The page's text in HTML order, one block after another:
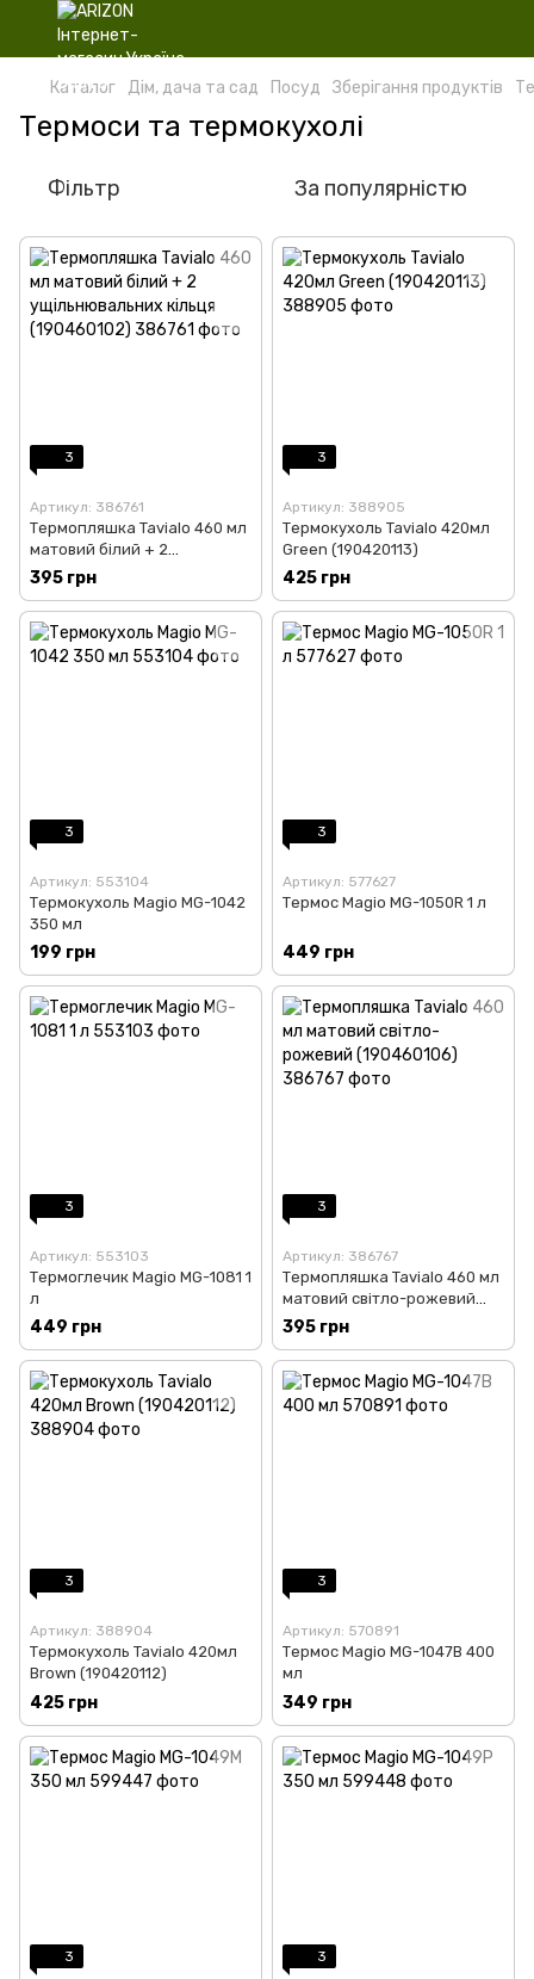
Каталог Дім, дача та сад Посуд Зберігання продуктів
Термоси та термокухолі
Фільтр За популярністю
3
Артикул: 386761
Термопляшка Tavialo 460 мл
матовий білий + 2
ущільнювальних кільця
(190460102)
395 грн
3
Артикул: 388905
Термокухоль Tavialo 420мл
Green (190420113)
425 грн
3
Артикул: 553104
Термокухоль Magio MG-1042
350 мл
199 грн
3
Артикул: 577627
Термос Magio MG-1050R 1 л
449 грн
3
Артикул: 553103
Термоглечик Magio MG-1081 1
л
449 грн
3
Артикул: 386767
Термопляшка Tavialo 460 мл
матовий світло-рожевий
(190460106)
395 грн
3
Артикул: 388904
Термокухоль Tavialo 420мл
Brown (190420112)
425 грн
3
Артикул: 570891
Термос Magio MG-1047B 400
мл
349 грн
3 3